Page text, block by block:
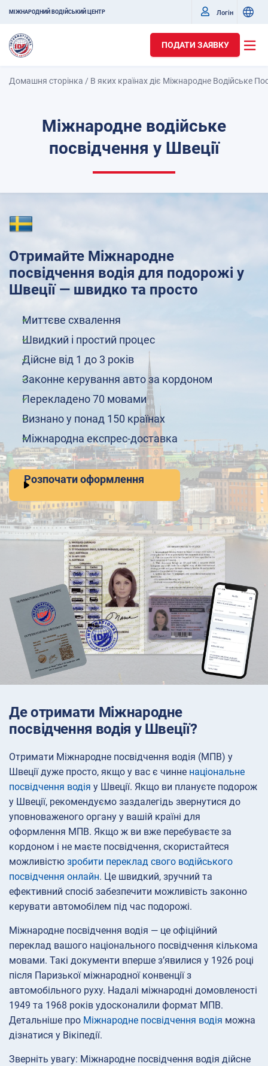
МІЖНАРОДНИЙ ВОДІЙСЬКИЙ ЦЕНТР Логін
ПОДАТИ ЗАЯВКУ
Домашня сторінка / В яких країнах діє Міжнародне Водійське
Міжнародне водійське
посвідчення у Швеції
Отримайте Міжнародне
посвідчення водія для подорожі у
Швеції — швидко та просто
Миттєве схвалення
Швидкий і простий процес
Дійсне від 1 до 3 років
Законне керування авто за кордоном
Перекладено 70 мовами
Визнано у понад 150 країнах
Міжнародна експрес-доставка
Розпочати оформлення
Де отримати Міжнародне
посвідчення водія у Швеції?
Отримати Міжнародне посвідчення водія (МПВ) у
Швеції дуже просто, якщо у вас є чинне національне
посвідчення водія у Швеції. Якщо ви плануєте подорож
у Швеції, рекомендуємо заздалегідь звернутися до
уповноваженого органу у вашій країні для
оформлення МПВ. Якщо ж ви вже перебуваєте за
кордоном і не маєте посвідчення, скористайтеся
можливістю зробити переклад свого водійського
посвідчення онлайн. Це швидкий, зручний та
ефективний спосіб забезпечити можливість законно
керувати автомобілем під час подорожі.
Міжнародне посвідчення водія — це офіційний
переклад вашого національного посвідчення кількома
мовами. Такі документи вперше з’явилися у 1926 році
після Паризької міжнародної конвенції з
автомобільного руху. Надалі міжнародні домовленості
1949 та 1968 років удосконалили формат МПВ.
Детальніше про Міжнародне посвідчення водія можна
дізнатися у Вікіпедії.
Зверніть увагу: Міжнародне посвідчення водія дійсне